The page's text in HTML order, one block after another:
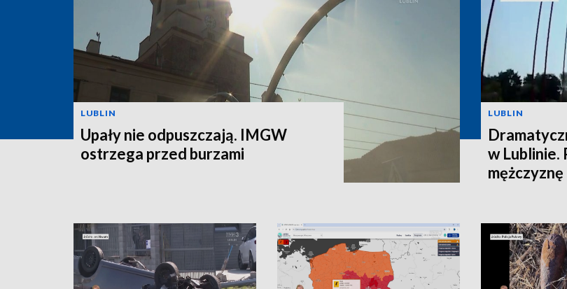
LUBLIN
Upały nie odpuszczają. IMGW
ostrzega przed burzami
LUBLIN
w Lublinie.
mężczyznę